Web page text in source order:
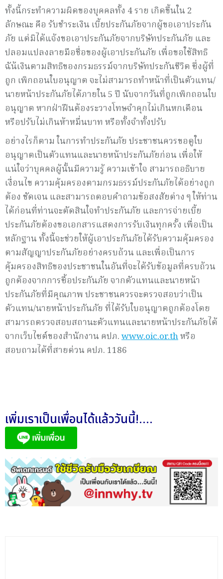
ทั้งนี้กระทำความผิดของบุคคลทั้ง 4 ราย เกิดขึ้นใน 2
ลักษณะ คือ รับชำระเงิน เบี้ยประกันภัยจากผู้ขอเอาประกัน
ภัย แต่มิได้แจ้งขอเอาประกันภัยจากบริษัทประกันภัย และ
ปลอมแปลงลายมือชื่อของผู้เอาประกันภัย เพื่อขอใช้สิทธิ
ฉัน้เงินตามสิทธิของกรมธรรม์จากบริษัทประกันชีวิต ซึ่งผู้ที่
ถูก เพิกถอนใบอนุญาต จะไม่สามารถทำหน้าที่เป็นตัวแทน/
นายหน้าประกันภัยได้ภายใน 5 ปี นับจากวันที่ถูกเพิกถอนใบ
อนุญาต หากฝ่าฝืนต้องระวางโทษจำคุกไม่เกินหกเดือน
หรือปรับไม่เกินห้าหมื่นบาท หรือทั้งจำทั้งปรับ
อย่างไรก็ตาม ในการทำประกันภัย ประชาชนควรขอดูใบ
อนุญาตเป็นตัวแทนและนายหน้าประกันภัยก่อน เพื่อให้
แน่ใจว่าบุคคลผู้นั้นมีความรู้ ความเข้าใจ สามารถอธิบาย
เงื่อนไข ความคุ้มครองตามกรมธรรม์ประกันภัยได้อย่างถูก
ต้อง ชัดเจน และสามารถตอบคำถามข้อสงสัยต่าง ๆ ให้ท่าน
ได้ก่อนที่ท่านจะตัดสินใจทำประกันภัย และการจ่ายเบี้ย
ประกันภัยต้องขอเอกสารแสดงการรับเงินทุกครั้ง เพื่อเป็น
หลักฐาน ทั้งนี้จะช่วยให้ผู้เอาประกันภัยได้รับความคุ้มครอง
ตามสัญญาประกันภัยอย่างครบถ้วน และเพื่อเป็นการ
คุ้มครองสิทธิของประชาชนในอันที่จะได้รับข้อมูลที่ครบถ้วน
ถูกต้องจากการซื้อประกันภัย จากตัวแทนและนายหน้า
ประกันภัยที่มีคุณภาพ ประชาชนควรจะตรวจสอบว่าเป็น
ตัวแทน/นายหน้าประกันภัย ที่ได้รับใบอนุญาตถูกต้องโดย
สามารถตรวจสอบสถานะตัวแทนและนายหน้าประกันภัยได้
จากเว็บไซต์ของสำนักงาน คปภ.www.oic.or.thหรือ
สอบถามได้ที่สายด่วน คปภ. 1186
เพิ่มเราเป็นเพื่อนได้แล้ววันนี้!....